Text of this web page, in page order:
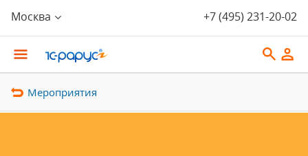
Москва +7 (495) 231-20-02
Мероприятия